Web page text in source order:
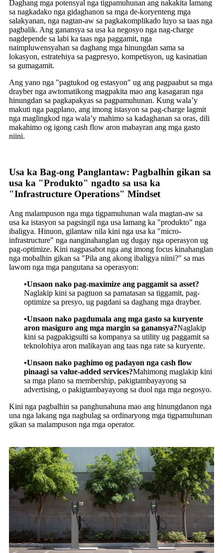
Daghang mga potensyal nga tigpamuhunan ang nakakita lamang
sa nagkadako nga gidaghanon sa mga de-koryenteng mga
salakyanan, nga nagtan-aw sa pagkakomplikado luyo sa taas nga
pagbalik. Ang ganansya sa usa ka negosyo nga nag-charge
nagdepende sa labi ka taas nga paggamit, nga
naimpluwensyahan sa daghang mga hinungdan sama sa
lokasyon, estratehiya sa pagpresyo, kompetisyon, ug kasinatian
sa gumagamit.
Ang yano nga "pagtukod og estasyon" ug ang pagpaabut sa mga
drayber nga awtomatikong magpakita mao ang kasagaran nga
hinungdan sa pagkapakyas sa pagpamuhunan. Kung wala’y
makuti nga pagplano, ang imong istasyon sa pag-charge lagmit
nga maglingkod nga wala’y mahimo sa kadaghanan sa oras, dili
makahimo og igong cash flow aron mabayran ang mga gasto
niini.
Usa ka Bag-ong Panglantaw: Pagbalhin gikan sa
usa ka "Produkto" ngadto sa usa ka
"Infrastructure Operations" Mindset
Ang malampuson nga mga tigpamuhunan wala magtan-aw sa
usa ka istasyon sa pagsingil nga usa lamang ka "produkto" nga
ibaligya. Hinuon, gilantaw nila kini nga usa ka "micro-
infrastructure" nga nanginahanglan ug dugay nga operasyon ug
pag-optimize. Kini nagpasabot nga ang imong focus kinahanglan
nga mobalhin gikan sa "Pila ang akong ibaligya niini?" sa mas
lawom nga mga pangutana sa operasyon:
•Unsaon nako pag-maximize ang paggamit sa asset?
Naglakip kini sa pagtuon sa pamatasan sa tiggamit, pag-
optimize sa presyo, ug pagdani sa daghang mga drayber.
•Unsaon nako pagdumala ang mga gasto sa kuryente
aron masiguro ang mga margin sa ganansya?Naglakip
kini sa pagpakigsulti sa kompanya sa utility ug paggamit sa
teknolohiya aron malikayan ang taas nga rate sa kuryente.
•Unsaon nako paghimo og padayon nga cash flow
pinaagi sa value-added services?Mahimong maglakip kini
sa mga plano sa membership, pakigtambayayong sa
advertising, o pakigtambayayong sa duol nga mga negosyo.
Kini nga pagbalhin sa panghunahuna mao ang hinungdanon nga
una nga lakang nga nagbulag sa ordinaryong mga tigpamuhunan
gikan sa malampuson nga mga operator.